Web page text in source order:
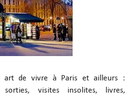
art de vivre à Paris et ailleurs :
sorties, visites insolites, livres,